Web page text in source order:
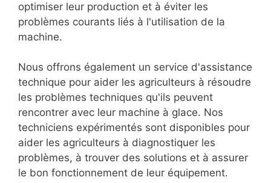
optimiser leur production et à éviter les
problèmes courants liés à l'utilisation de la
machine.
Nous offrons également un service d'assistance
technique pour aider les agriculteurs à résoudre
les problèmes techniques qu'ils peuvent
rencontrer avec leur machine à glace. Nos
techniciens expérimentés sont disponibles pour
aider les agriculteurs à diagnostiquer les
problèmes, à trouver des solutions et à assurer
le bon fonctionnement de leur équipement.